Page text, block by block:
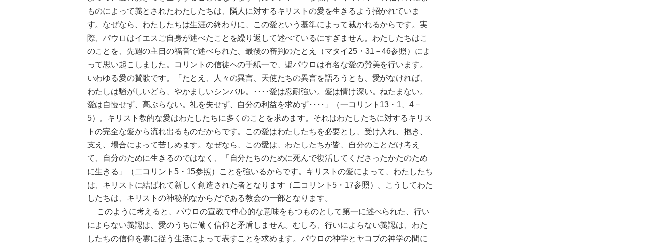
ものによって義とされたわたしたちは、隣人に対するキリストの愛を生きるよう招かれていま
す。なぜなら、わたしたちは生涯の終わりに、この愛という基準によって裁かれるからです。実
際、パウロはイエスご自身が述べたことを繰り返して述べているにすぎません。わたしたちはこ
のことを、先週の主日の福音で述べられた、最後の審判のたとえ（マタイ25・31－46参照）によ
って思い起こしました。コリントの信徒への手紙一で、聖パウロは有名な愛の賛美を行います。
いわゆる愛の賛歌です。「たとえ、人々の異言、天使たちの異言を語ろうとも、愛がなければ、
わたしは騒がしいどら、やかましいシンバル。････愛は忍耐強い。愛は情け深い。ねたまない。
愛は自慢せず、高ぶらない。礼を失せず、自分の利益を求めず････」（一コリント13・1、4－
5）。キリスト教的な愛はわたしたちに多くのことを求めます。それはわたしたちに対するキリス
トの完全な愛から流れ出るものだからです。この愛はわたしたちを必要とし、受け入れ、抱き、
支え、場合によって苦しめます。なぜなら、この愛は、わたしたちが皆、自分のことだけ考え
て、自分のために生きるのではなく、「自分たちのために死んで復活してくださったかたのため
に生きる」（二コリント5・15参照）ことを強いるからです。キリストの愛によって、わたしたち
は、キリストに結ばれて新しく創造された者となります（二コリント5・17参照）。こうしてわた
したちは、キリストの神秘的なからだである教会の一部となります。
このように考えると、パウロの宣教で中心的な意味をもつものとして第一に述べられた、行い
によらない義認は、愛のうちに働く信仰と矛盾しません。むしろ、行いによらない義認は、わた
したちの信仰を霊に従う生活によって表すことを求めます。パウロの神学とヤコブの神学の間に